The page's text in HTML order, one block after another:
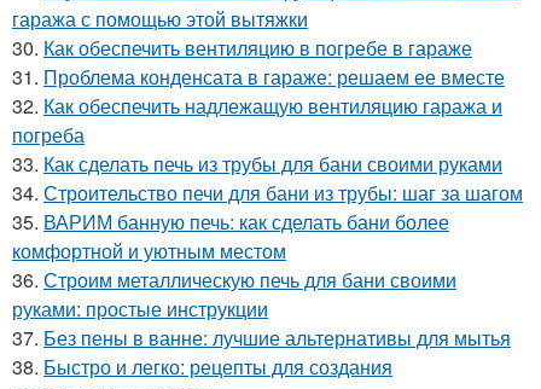
гаража с помощью этой вытяжки
30. Как обеспечить вентиляцию в погребе в гараже
31. Проблема конденсата в гараже: решаем ее вместе
32. Как обеспечить надлежащую вентиляцию гаража и
погреба
33. Как сделать печь из трубы для бани своими руками
34. Строительство печи для бани из трубы: шаг за шагом
35. ВАРИМ банную печь: как сделать бани более
комфортной и уютным местом
36. Строим металлическую печь для бани своими
руками: простые инструкции
37. Без пены в ванне: лучшие альтернативы для мытья
38. Быстро и легко: рецепты для создания